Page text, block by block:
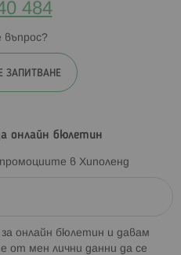
484
ЗАПИТВАНЕ
онлайн бюлетин
в Хиполенд
онлайн бюлетин и давам
от мен лични данни да се